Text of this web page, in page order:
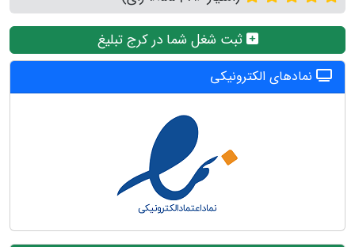
ثبت شغل شما در کرج تبلیغ
نمادهای الکترونیکی